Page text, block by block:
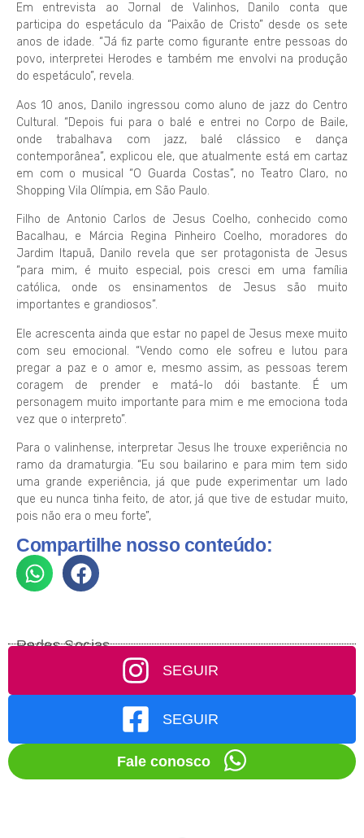
Em entrevista ao Jornal de Valinhos, Danilo conta que
participa do espetáculo da “Paixão de Cristo” desde os sete
anos de idade. “Já fiz parte como figurante entre pessoas do
povo, interpretei Herodes e também me envolvi na produção
do espetáculo”, revela.
Aos 10 anos, Danilo ingressou como aluno de jazz do Centro
Cultural. “Depois fui para o balé e entrei no Corpo de Baile,
onde trabalhava com jazz, balé clássico e dança
contemporânea”, explicou ele, que atualmente está em cartaz
em com o musical “O Guarda Costas”, no Teatro Claro, no
Shopping Vila Olímpia, em São Paulo.
Filho de Antonio Carlos de Jesus Coelho, conhecido como
Bacalhau, e Márcia Regina Pinheiro Coelho, moradores do
Jardim Itapuã, Danilo revela que ser protagonista de Jesus
“para mim, é muito especial, pois cresci em uma família
católica, onde os ensinamentos de Jesus são muito
importantes e grandiosos”.
Ele acrescenta ainda que estar no papel de Jesus mexe muito
com seu emocional. “Vendo como ele sofreu e lutou para
pregar a paz e o amor e, mesmo assim, as pessoas terem
coragem de prender e matá-lo dói bastante. É um
personagem muito importante para mim e me emociona toda
vez que o interpreto”.
Para o valinhense, interpretar Jesus lhe trouxe experiência no
ramo da dramaturgia. “Eu sou bailarino e para mim tem sido
uma grande experiência, já que pude experimentar um lado
que eu nunca tinha feito, de ator, já que tive de estudar muito,
pois não era o meu forte”,
Compartilhe nosso conteúdo:
Redes Socias
SEGUIR
SEGUIR
Fale conosco